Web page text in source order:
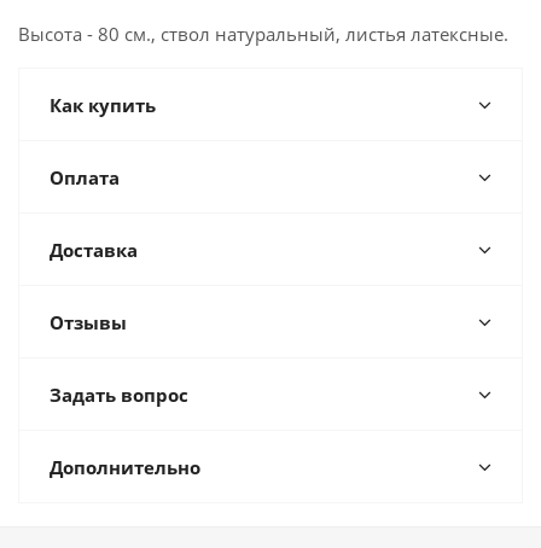
Высота - 80 см., ствол натуральный, листья латексные.
Как купить
Оплата
Доставка
Отзывы
Задать вопрос
Дополнительно